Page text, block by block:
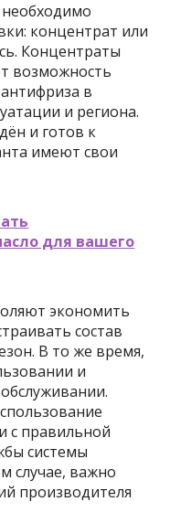
концентрат или
Концентраты
возможность
в
и региона.
и готов к
имеют свои
для вашего
экономить
состав
В то же время,
и
с правильной
системы
случае, важно
производителя